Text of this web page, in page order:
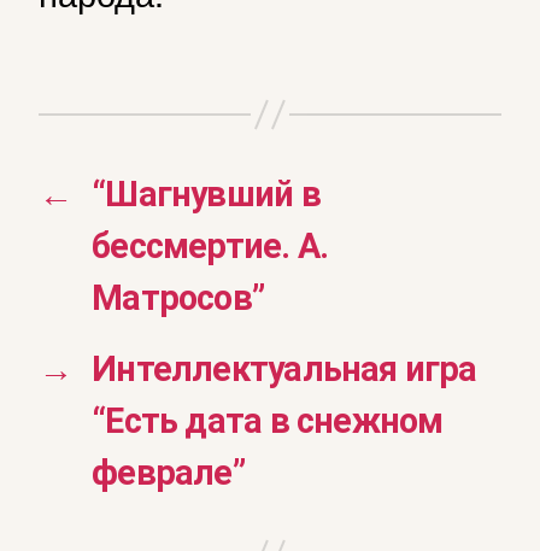
←
“Шагнувший в
бессмертие. А.
Матросов”
→
Интеллектуальная игра
“Есть дата в снежном
феврале”